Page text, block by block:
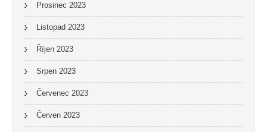
Prosinec 2023
Listopad 2023
Říjen 2023
Srpen 2023
Červenec 2023
Červen 2023